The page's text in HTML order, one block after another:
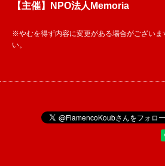
【主催】NPO法人Memoria
※やむを得ず内容に変更がある場合がございま
い。